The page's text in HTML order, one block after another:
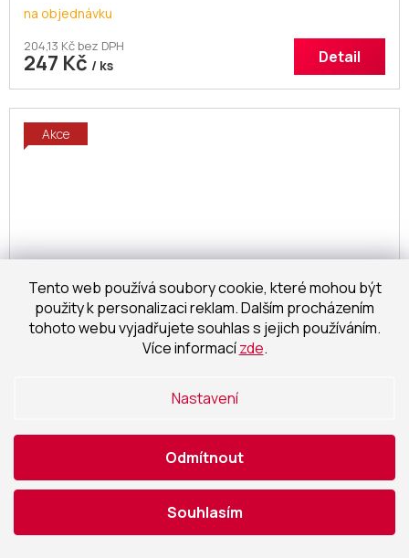
Tento web používá soubory cookie, které mohou být
použity k personalizaci reklam. Dalším procházením
tohoto webu vyjadřujete souhlas s jejich používáním.
Více informacízde.
Nastavení
Odmítnout
Souhlasím
na objednávku
204,13 Kč bez DPH
247 Kč / ks Detail
Akce
Den Braven - Jednosložková hydroizolace
KOUPELNA, kbelík 5 kg, medově hnědá